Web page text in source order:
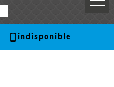
indisponible